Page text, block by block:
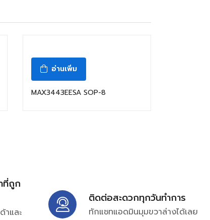
อ่านเพิ่ม
MAX3443EESA SOP-8
ที่ถูก
าและ
ติดต่อสะดวกทุกวันทำการ
ทักแชทแอดมินมุมขวาล่างได้เลย